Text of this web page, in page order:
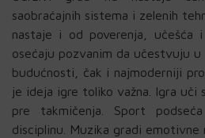
saobraćajnih sistema i zelenih
nastaje i od poverenja, učešća
osećaju pozvanim da učestvuju u
budućnosti, čak i najmoderniji
je ideja igre toliko važna. Igra uči
pre takmičenja. Sport
disciplinu. Muzika gradi emotivne